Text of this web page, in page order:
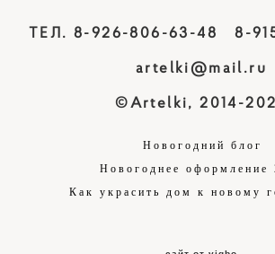
ТЕЛ. 8-926-806-63-48 8-
artelki@mail.ru
©Artelki, 2014-
Новогодний блог
Новогоднее оформление
Как украсить дом к новому